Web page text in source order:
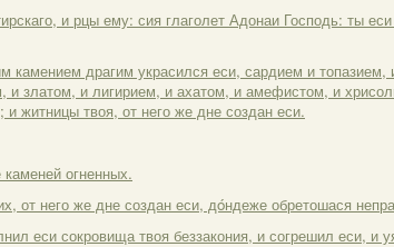
и рцы ему: сия глаголет Адонаи Господь: ты
камением драгим украсился еси, сардием и
златом, и лигирием, и ахатом, и амефистом, и
житницы твоя, от него же дне создан еси.
огненных.
от него же дне создан еси, дóндеже обретошася
еси сокровища твоя беззакония, и согрешил еси, и